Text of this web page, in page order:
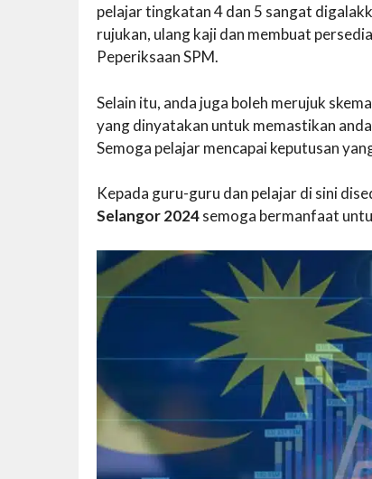
pelajar tingkatan 4 dan 5 sangat
rujukan, ulang kaji dan membuat
Peperiksaan SPM.
Selain itu, anda juga boleh merujuk
yang dinyatakan untuk memastikan
Semoga pelajar mencapai keputusan
Kepada guru-guru dan pelajar di sini
Selangor 2024semoga bermanfaat